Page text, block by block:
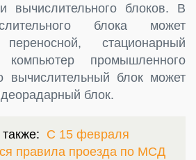
вычислительного блоков. В
блока может
переносной, стационарный
промышленного
вычислительный блок может
блок.
С 15 февраля
правила проезда по МСД